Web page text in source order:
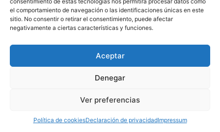
el comportamiento de navegación o las identificaciones únicas en este
sitio. No consentir o retirar el consentimiento, puede afectar
negativamente a ciertas características y funciones.
Aceptar
Denegar
Ver preferencias
Política de cookiesDeclaración de privacidadImpressum
910 607 564
derechos reservados